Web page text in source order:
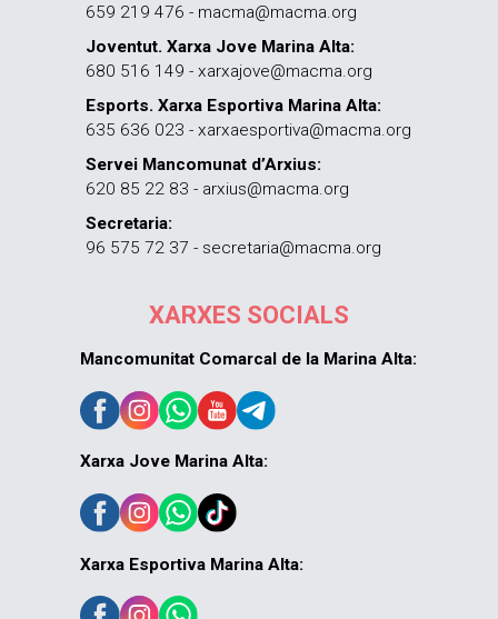
659 219 476 - macma@macma.org
Joventut. Xarxa Jove Marina Alta:
680 516 149 - xarxajove@macma.org
Esports. Xarxa Esportiva Marina Alta:
635 636 023 - xarxaesportiva@macma.org
Servei Mancomunat d’Arxius:
620 85 22 83 - arxius@macma.org
Secretaria:
96 575 72 37 - secretaria@macma.org
XARXES SOCIALS
Mancomunitat Comarcal de la Marina Alta:
Xarxa Jove Marina Alta:
Xarxa Esportiva Marina Alta: